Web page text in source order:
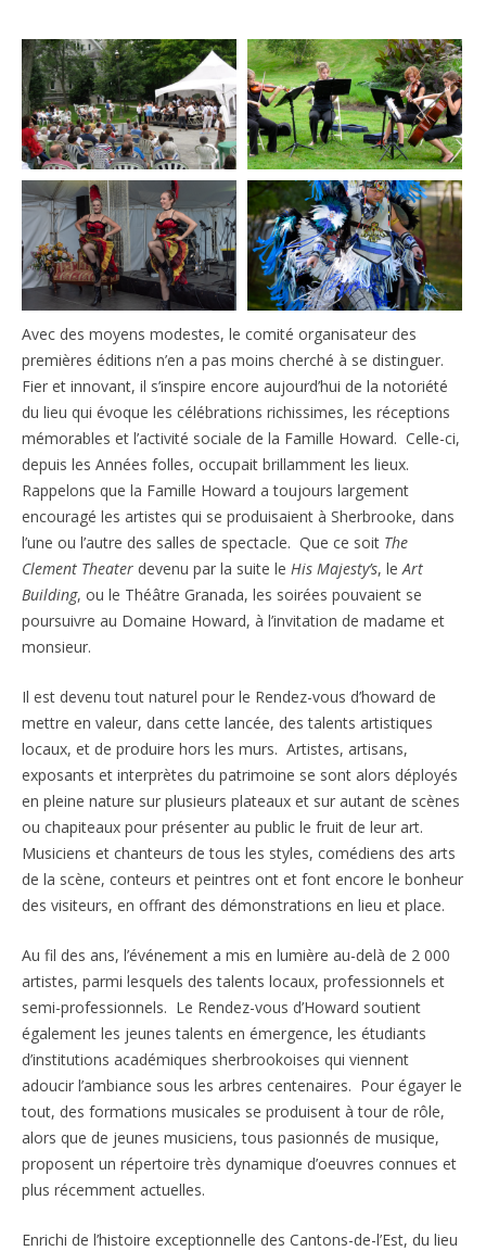
Avec des moyens modestes, le comité organisateur des
premières éditions n’en a pas moins cherché à se distinguer.
Fier et innovant, il s’inspire encore aujourd’hui de la notoriété
du lieu qui évoque les célébrations richissimes, les réceptions
mémorables et l’activité sociale de la Famille Howard. Celle-ci,
depuis les Années folles, occupait brillamment les lieux.
Rappelons que la Famille Howard a toujours largement
encouragé les artistes qui se produisaient à Sherbrooke, dans
l’une ou l’autre des salles de spectacle. Que ce soit The
Clement Theaterdevenu par la suite le His Majesty’s, leArt
Building, ou le Théâtre Granada, les soirées pouvaient se
poursuivre au Domaine Howard, à l’invitation de madame et
monsieur.
Il est devenu tout naturel pour le Rendez-vous d’howard de
mettre en valeur, dans cette lancée, des talents artistiques
locaux, et de produire hors les murs. Artistes, artisans,
exposants et interprètes du patrimoine se sont alors déployés
en pleine nature sur plusieurs plateaux et sur autant de scènes
ou chapiteaux pour présenter au public le fruit de leur art.
Musiciens et chanteurs de tous les styles, comédiens des arts
de la scène, conteurs et peintres ont et font encore le bonheur
des visiteurs, en offrant des démonstrations en lieu et place.
Au fil des ans, l’événement a mis en lumière au-delà de 2 000
artistes, parmi lesquels des talents locaux, professionnels et
semi-professionnels. Le Rendez-vous d’Howard soutient
également les jeunes talents en émergence, les étudiants
d’institutions académiques sherbrookoises qui viennent
adoucir l’ambiance sous les arbres centenaires. Pour égayer le
tout, des formations musicales se produisent à tour de rôle,
alors que de jeunes musiciens, tous pasionnés de musique,
proposent un répertoire très dynamique d’oeuvres connues et
plus récemment actuelles.
Enrichi de l’histoire exceptionnelle des Cantons-de-l’Est, du lieu